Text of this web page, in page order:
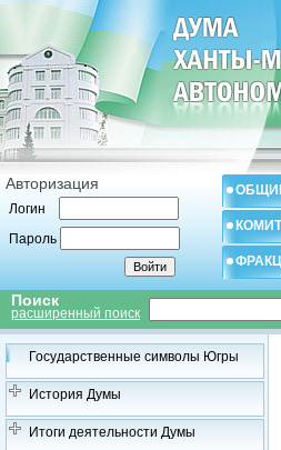
Авторизация
Логин
Пароль
Поиск
расширенный поиск
Государственные символы Югры
История Думы
Итоги деятельности Думы